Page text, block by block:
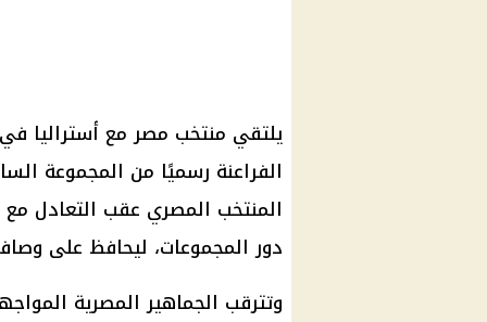
الفراعنة رسميًا من المجموعة
دور المجموعات، ليحافظ على
وتترقب الجماهير المصرية